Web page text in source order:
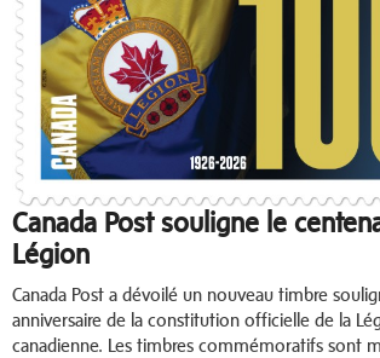
Canada Post souligne le
Légion
Canada Post a dévoilé un nouveau timbre
anniversaire de la constitution officielle de la
canadienne. Les timbres commémoratifs sont